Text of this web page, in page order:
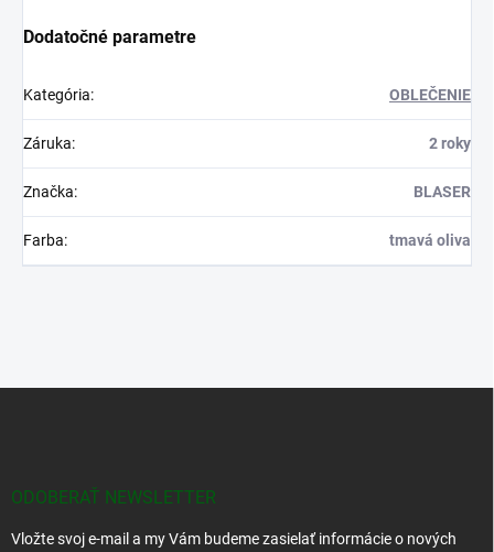
Dodatočné parametre
Kategória: OBLEČENIE
Záruka: 2 roky
Značka: BLASER
Farba: tmavá oliva
ODOBERAŤ NEWSLETTER
Vložte svoj e-mail a my Vám budeme zasielať informácie o nových